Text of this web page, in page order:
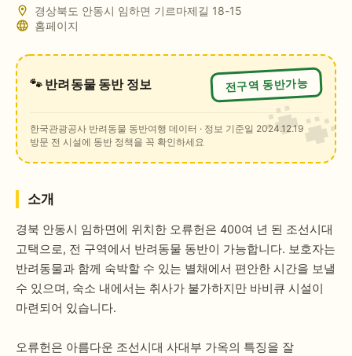
경상북도 안동시 임하면 기르마제길 18-15
홈페이지
🐾 반려동물 동반 정보 전구역 동반가능
한국관광공사 반려동물 동반여행 데이터 · 정보 기준일 2024.12.19
방문 전 시설에 동반 정책을 꼭 확인하세요
소개
경북 안동시 임하면에 위치한 오류헌은 400여 년 된 조선시대
고택으로, 전 구역에서 반려동물 동반이 가능합니다. 보호자는
반려동물과 함께 숙박할 수 있는 별채에서 편안한 시간을 보낼
수 있으며, 숙소 내에서는 취사가 불가하지만 바비큐 시설이
마련되어 있습니다.
오류헌은 아름다운 조선시대 사대부 가옥의 특징을 잘